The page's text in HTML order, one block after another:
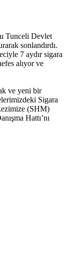
Tunceli Devlet
sonlandırdı.
7 aydır sigara
alıyor ve
ve yeni bir
Sigara
(SHM)
Hattı’nı